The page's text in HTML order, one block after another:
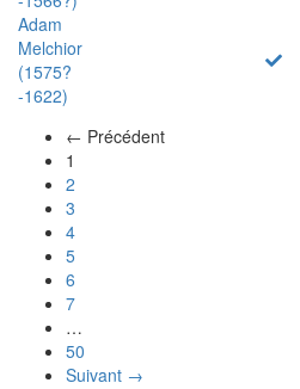
Adam
Melchior
(1575?
-1622)
← Précédent
1
2
3
4
5
6
7
…
50
Suivant →